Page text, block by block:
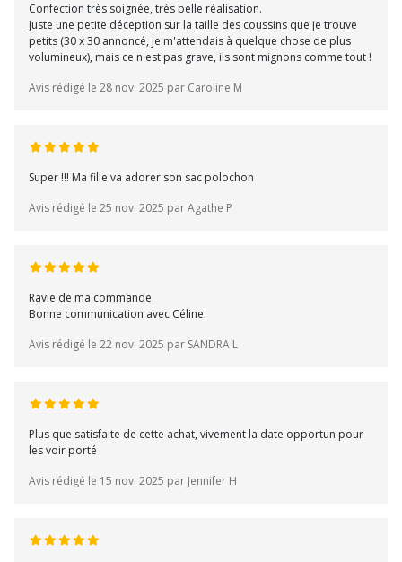
Confection très soignée, très belle réalisation.
Juste une petite déception sur la taille des coussins que je trouve
petits (30 x 30 annoncé, je m'attendais à quelque chose de plus
volumineux), mais ce n'est pas grave, ils sont mignons comme tout !
Avis rédigé le 28 nov. 2025 par Caroline M
Super !!! Ma fille va adorer son sac polochon
Avis rédigé le 25 nov. 2025 par Agathe P
Ravie de ma commande.
Bonne communication avec Céline.
Avis rédigé le 22 nov. 2025 par SANDRA L
Plus que satisfaite de cette achat, vivement la date opportun pour
les voir porté
Avis rédigé le 15 nov. 2025 par Jennifer H